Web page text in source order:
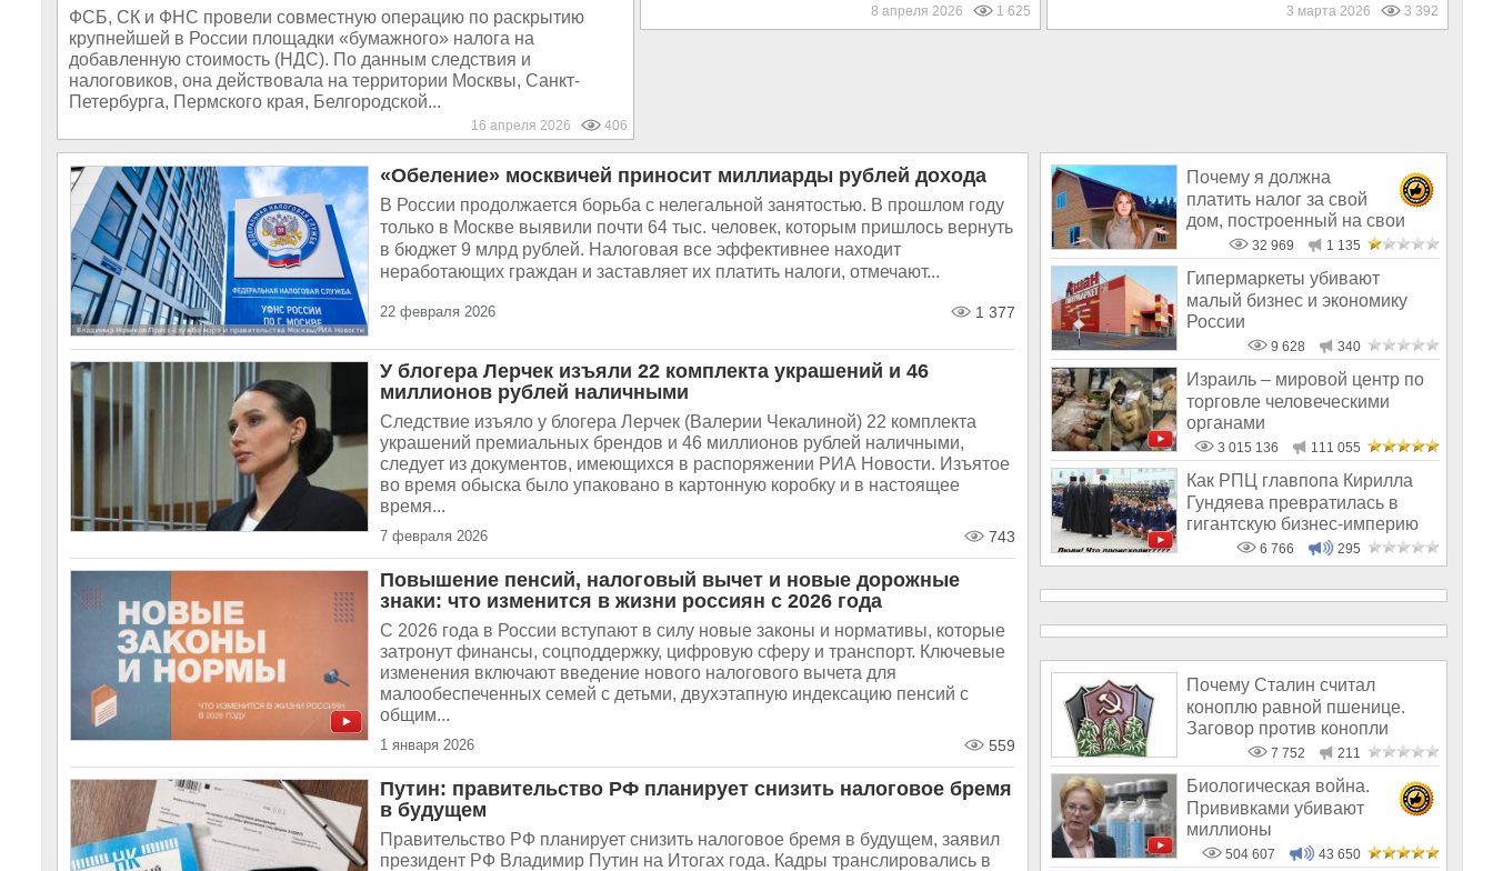
ФСБ, СК и ФНС провели совместную операцию по раскрытию
крупнейшей в России площадки «бумажного» налога на
добавленную стоимость (НДС). По данным следствия и
налоговиков, она действовала на территории Москвы, Санкт-
Петербурга, Пермского края, Белгородской...
16 апреля 2026 406
8 апреля 2026 1 625 3 марта 2026 3 392
«Обеление» москвичей приносит миллиарды рублей дохода
В России продолжается борьба с нелегальной занятостью. В прошлом году
только в Москве выявили почти 64 тыс. человек, которым пришлось вернуть
в бюджет 9 млрд рублей. Налоговая все эффективнее находит
неработающих граждан и заставляет их платить налоги, отмечают...
22 февраля 2026 1 377
У блогера Лерчек изъяли 22 комплекта украшений и 46
миллионов рублей наличными
Следствие изъяло у блогера Лерчек (Валерии Чекалиной) 22 комплекта
украшений премиальных брендов и 46 миллионов рублей наличными,
следует из документов, имеющихся в распоряжении РИА Новости. Изъятое
во время обыска было упаковано в картонную коробку и в настоящее
время...
7 февраля 2026 743
Повышение пенсий, налоговый вычет и новые дорожные
знаки: что изменится в жизни россиян с 2026 года
С 2026 года в России вступают в силу новые законы и нормативы, которые
затронут финансы, соцподдержку, цифровую сферу и транспорт. Ключевые
изменения включают введение нового налогового вычета для
малообеспеченных семей с детьми, двухэтапную индексацию пенсий с
общим...
1 января 2026 559
Путин: правительство РФ планирует снизить налоговое бремя
в будущем
Правительство РФ планирует снизить налоговое бремя в будущем, заявил
президент РФ Владимир Путин на Итогах года. Кадры транслировались в
Почему я должна
платить налог за свой
дом, построенный на свои
деньги? 32 969 1 135
Гипермаркеты убивают
малый бизнес и экономику
России
9 628 340
Израиль – мировой центр по
торговле человеческими
органами
3 015 136 111 055
Как РПЦ главпопа Кирилла
Гундяева превратилась в
гигантскую бизнес-империю
6 766 295
Почему Сталин считал
коноплю равной пшенице.
Заговор против конопли
7 752 211
Биологическая война.
Прививками убивают
миллионы
504 607 43 650